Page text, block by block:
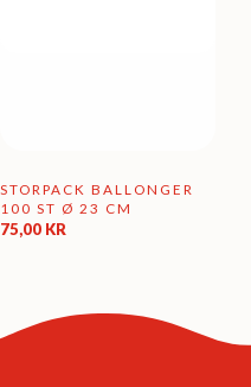
STORPACK BALLONGER
100 ST Ø 23 CM
75,00 KR